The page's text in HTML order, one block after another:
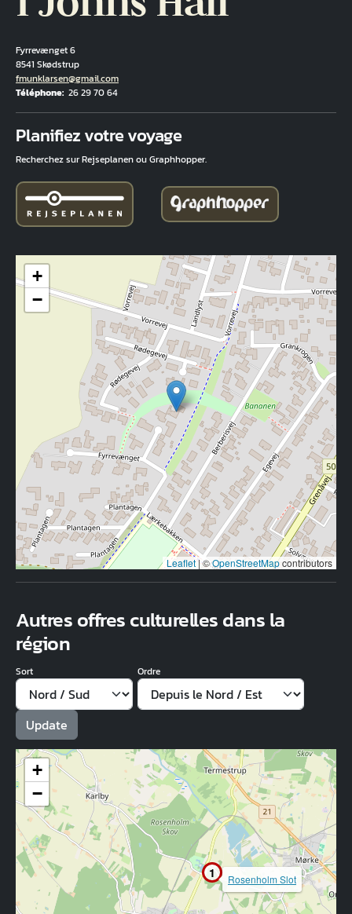
Fyrrevænget 6
8541 Skødstrup
Courriel
fmunklarsen@gmail.com
Téléphone 26 29 70 64
Planifiez votre voyage
Recherchez sur Rejseplanen ou Graphhopper.
+
−
Leaflet|©OpenStreetMapcontributors
Autres offres culturelles dans la
région
Sort Ordre
1 Rosenholm Slot
+
−